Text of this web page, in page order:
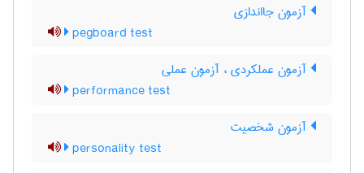
آزمون جااندازی
pegboard test
آزمون عملکردی ، آزمون عملی
performance test
آزمون شخصیت
personality test